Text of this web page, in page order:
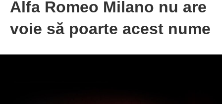
Alfa Romeo Milano nu are
voie să poarte acest nume